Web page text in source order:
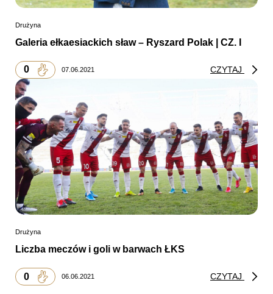
Drużyna
Galeria ełkaesiackich sław – Ryszard Polak | CZ. I
0 07.06.2021 CZYTAJ
Drużyna
Liczba meczów i goli w barwach ŁKS
0 06.06.2021 CZYTAJ